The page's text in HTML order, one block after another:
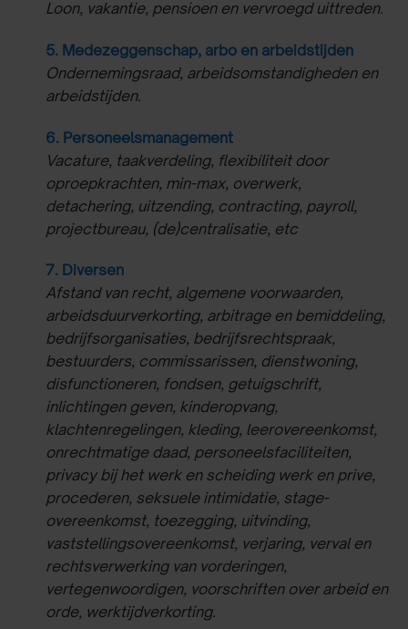
Loon, vakantie, pensioen en vervroegd uittreden.
5. Medezeggenschap, arbo en arbeidstijden
Ondernemingsraad, arbeidsomstandigheden en
arbeidstijden.
6. Personeelsmanagement
Vacature, taakverdeling, flexibiliteit door
oproepkrachten, min-max, overwerk,
detachering, uitzending, contracting, payroll,
projectbureau, (de)centralisatie, etc
7. Diversen
Afstand van recht, algemene voorwaarden,
arbeidsduurverkorting, arbitrage en bemiddeling,
bedrijfsorganisaties, bedrijfsrechtspraak,
bestuurders, commissarissen, dienstwoning,
disfunctioneren, fondsen, getuigschrift,
inlichtingen geven, kinderopvang,
klachtenregelingen, kleding, leerovereenkomst,
onrechtmatige daad, personeelsfaciliteiten,
privacy bij het werk en scheiding werk en prive,
procederen, seksuele intimidatie, stage-
overeenkomst, toezegging, uitvinding,
vaststellingsovereenkomst, verjaring, verval en
rechtsverwerking van vorderingen,
vertegenwoordigen, voorschriften over arbeid en
orde, werktijdverkorting.